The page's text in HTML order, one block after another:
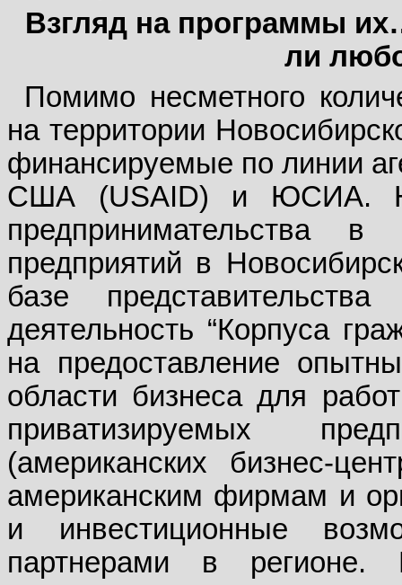
Взгляд на программы
ли
Помимо несметного
на территории
финансируемые по линии
США (USAID) и ЮСИА.
предпринимательства
предприятий в
базе
деятельность “Корпуса
на предоставление
области бизнеса для
приватизируемых
(американских бизнес-
американским фирмам и
и инвестиционные
партнерами в